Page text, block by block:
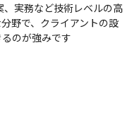
実務など技術レベルの高
野で、クライアントの設
のが強みです